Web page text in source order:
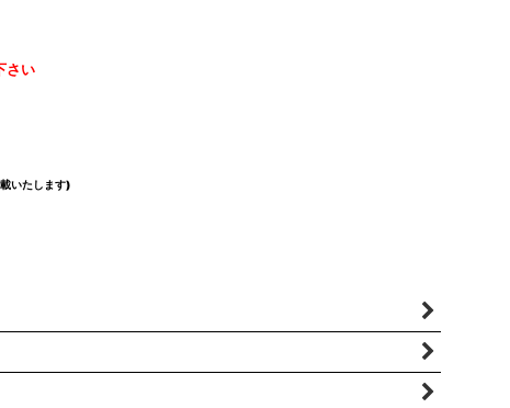
さい
いたします)